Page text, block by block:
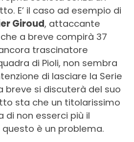
E’ il caso ad esempio di
Giroud, attaccante
che a breve compirà 37
trascinatore
di Pioli, non sembra
di lasciare la Serie
breve si discuterà del suo
sta che un titolarissimo
di non esserci più il
questo è un problema.